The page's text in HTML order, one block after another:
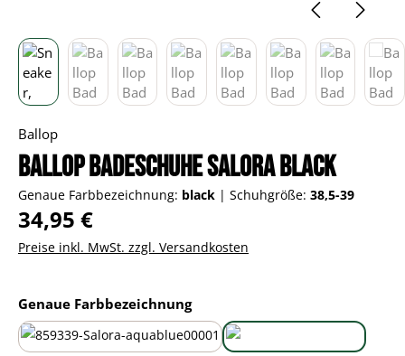
Ballop
Ballop Badeschuhe Salora black
Genaue Farbbezeichnung: black | Schuhgröße: 38,5-39
Regulärer Preis:
34,95 €
Preise inkl. MwSt. zzgl. Versandkosten
Genaue Farbbezeichnungauswählen
aqua blue black